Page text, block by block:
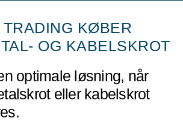
TRADING KØBER
OG KABELSKROT
optimale løsning, når
eller kabelskrot